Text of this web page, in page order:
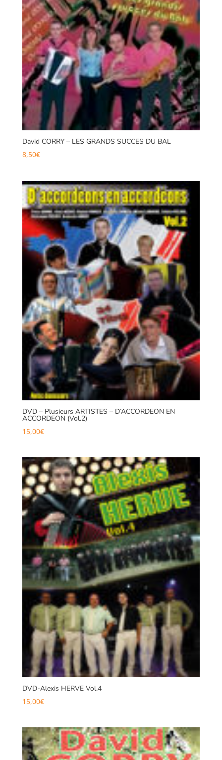
David CORRY – LES GRANDS SUCCES DU BAL
8,50€
DVD – Plusieurs ARTISTES – D’ACCORDEON EN
ACCORDEON (Vol.2)
15,00€
DVD-Alexis HERVE Vol.4
15,00€